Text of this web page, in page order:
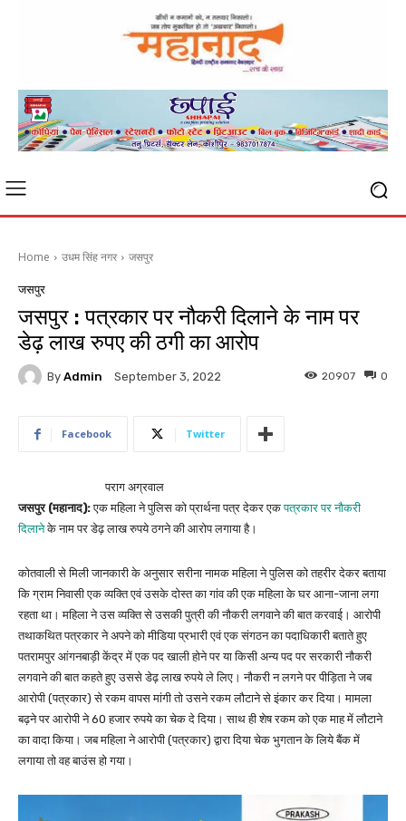
Home उधम सिंह नगर जसपुर
जसपुर
जसपुर : पत्रकार पर नौकरी दिलाने के नाम पर
डेढ़ लाख रुपए की ठगी का आरोप
By Admin September 3, 2022 0
20907
Facebook Twitter
पराग अग्रवाल
जसपुर (महानाद):एक महिला ने पुलिस को प्रार्थना पत्र देकर एकपत्रकार पर नौकरी
दिलानेके नाम पर डेढ़ लाख रुपये ठगने की आरोप लगाया है।
कोतवाली से मिली जानकारी के अनुसार सरीना नामक महिला ने पुलिस को तहरीर देकर बताया
कि ग्राम निवासी एक व्यक्ति एवं उसके दोस्त का गांव की एक महिला के घर आना-जाना लगा
रहता था। महिला ने उस व्यक्ति से उसकी पुत्री की नौकरी लगवाने की बात करवाई। आरोपी
तथाकथित पत्रकार ने अपने को मीडिया प्रभारी एवं एक संगठन का पदाधिकारी बताते हुए
पतरामपुर आंगनबाड़ी केंद्र में एक पद खाली होने पर या किसी अन्य पद पर सरकारी नौकरी
लगवाने की बात कहते हुए उससे डेढ़ लाख रुपये ले लिए। नौकरी न लगने पर पीड़िता ने जब
आरोपी (पत्रकार) से रकम वापस मांगी तो उसने रकम लौटाने से इंकार कर दिया। मामला
बढ़ने पर आरोपी ने 60 हजार रुपये का चेक दे दिया। साथ ही शेष रकम को एक माह में लौटाने
का वादा किया। जब महिला ने आरोपी (पत्रकार) द्वारा दिया चेक भुगतान के लिये बैंक में
लगाया तो वह बाउंस हो गया।